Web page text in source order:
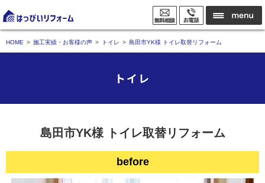
HOME 施工実績・お客様の声 トイレ 島田市YK様 トイレ取替リフォーム
トイレ
島田市YK様 トイレ取替リフォーム
before